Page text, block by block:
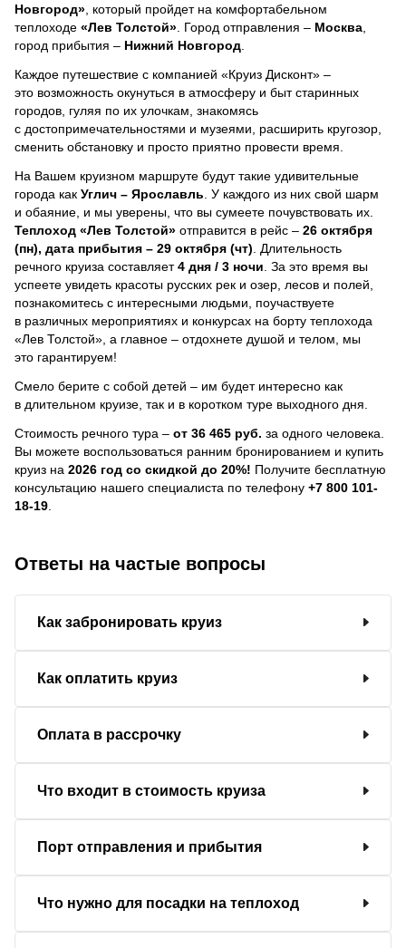
Новгород» , который пройдет на комфортабельном
теплоходе «Лев Толстой» . Город отправления – Москва
город прибытия – Нижний Новгород
Каждое путешествие с компанией «Круиз Дисконт» –
это возможность окунуться в атмосферу и быт старинных
городов, гуляя по их улочкам, знакомясь
с достопримечательностями и музеями, расширить кругозор,
сменить обстановку и просто приятно провести время.
На Вашем круизном маршруте будут такие удивительные
города как Углич – Ярославль . У каждого из них свой шарм
и обаяние, и мы уверены, что вы сумеете почувствовать их.
Теплоход «Лев Толстой» отправится в рейс – 26 октября
(пн), дата прибытия – 29 октября (чт) . Длительность
речного круиза составляет4 дня / 3 ночи За это время вы
успеете увидеть красоты русских рек и озер, лесов и полей,
познакомитесь с интересными людьми, поучаствуете
в различных мероприятиях и конкурсах на борту теплохода
«Лев Толстой», а главное – отдохнете душой и телом, мы
это гарантируем!
Смело берите с собой детей – им будет интересно как
в длительном круизе, так и в коротком туре выходного дня.
Стоимость речного тура – от 36 465 руб. за одного человека.
Вы можете воспользоваться ранним бронированием и купить
круиз на 2026 год со скидкой до 20%! Получите бесплатную
консультацию нашего специалиста по телефону +7 800 101-
18-19
Ответы на частые вопросы
Как забронировать круиз
Как оплатить круиз
Оплата в рассрочку
Что входит в стоимость круиза
Порт отправления и прибытия
Что нужно для посадки на теплоход